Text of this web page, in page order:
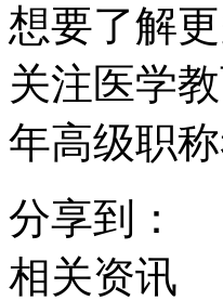
想要了解
关注医学
年高级职
分享到：
相关资讯